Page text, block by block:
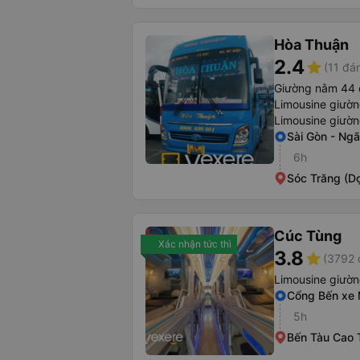
Hòa Thuận
2.4star (11
Giường nằm 44
Limousine
Limousine
Sài Gòn -
6h
Sóc Trăng
Xác nhận tức thì Cúc Tùng
3.8star (3792
Limousine
Cổng Bến
5h
Bến Tàu Cao